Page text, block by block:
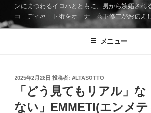
ンにまつわるイロハとともに、男から嫉妬され
コーディネート術をオーナー高下修二がお伝え
メニュー
投
2025年2月28日 投稿者: ALTASOTTO
「どう見てもリアル」な
ない」EMMETI(エンメテ